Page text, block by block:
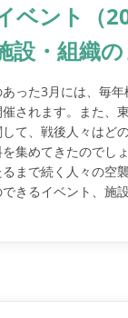
ベント（
設・組織
った3月には、毎
されます。また、
て、戦後人々はど
を集めてきたのでし
まで続く人々の空
きるイベント、施